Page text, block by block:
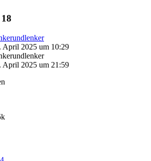
18
April 2025 um 10:29
April 2025 um 21:59